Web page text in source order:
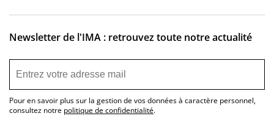
Newsletter de l'IMA : retrouvez toute notre actualité
Pour en savoir plus sur la gestion de vos données à caractère personnel,
consultez notre politique de confidentialité.